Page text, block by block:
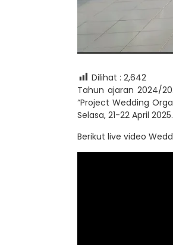
Dilihat : 2,642
Tahun ajaran 2024/
“Project Wedding
Selasa, 21-22 April 2025.
Berikut live video